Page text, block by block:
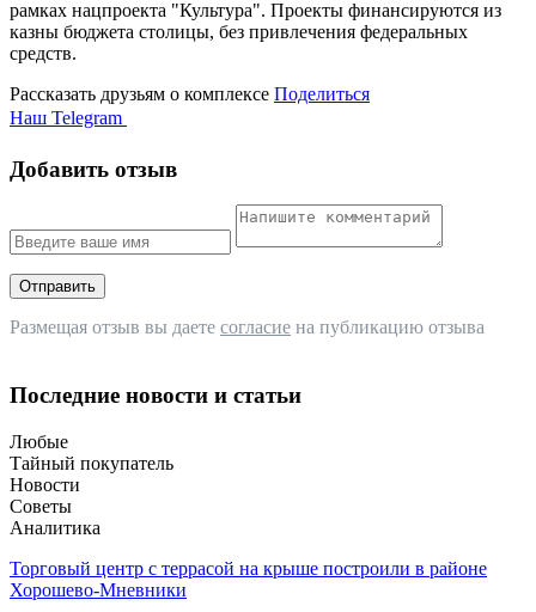
рамках нацпроекта "Культура". Проекты финансируются из
казны бюджета столицы, без привлечения федеральных
средств.
Рассказать друзьям о комплексе Поделиться
Наш Telegram
Добавить отзыв
Отправить
Размещая отзыв вы даете согласие на публикацию отзыва
Последние новости и статьи
Любые
Тайный покупатель
Новости
Советы
Аналитика
Торговый центр с террасой на крыше построили в районе
Хорошево-Мневники